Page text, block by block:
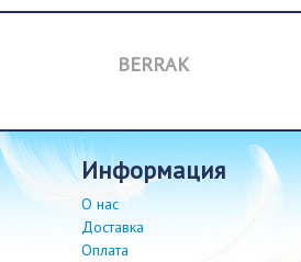
BERRAK
информация
О нас
Доставка
Оплата